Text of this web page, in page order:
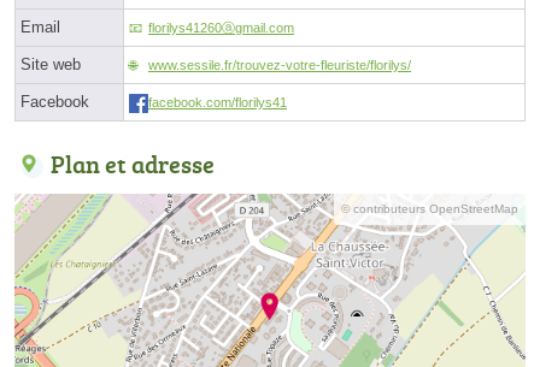
Email florilys41260ⓐgmail.com
Site web www.sessile.fr/trouvez-votre-fleuriste/florilys/
Facebook facebook.com/florilys41
Plan et adresse
© contributeurs OpenStreetMap